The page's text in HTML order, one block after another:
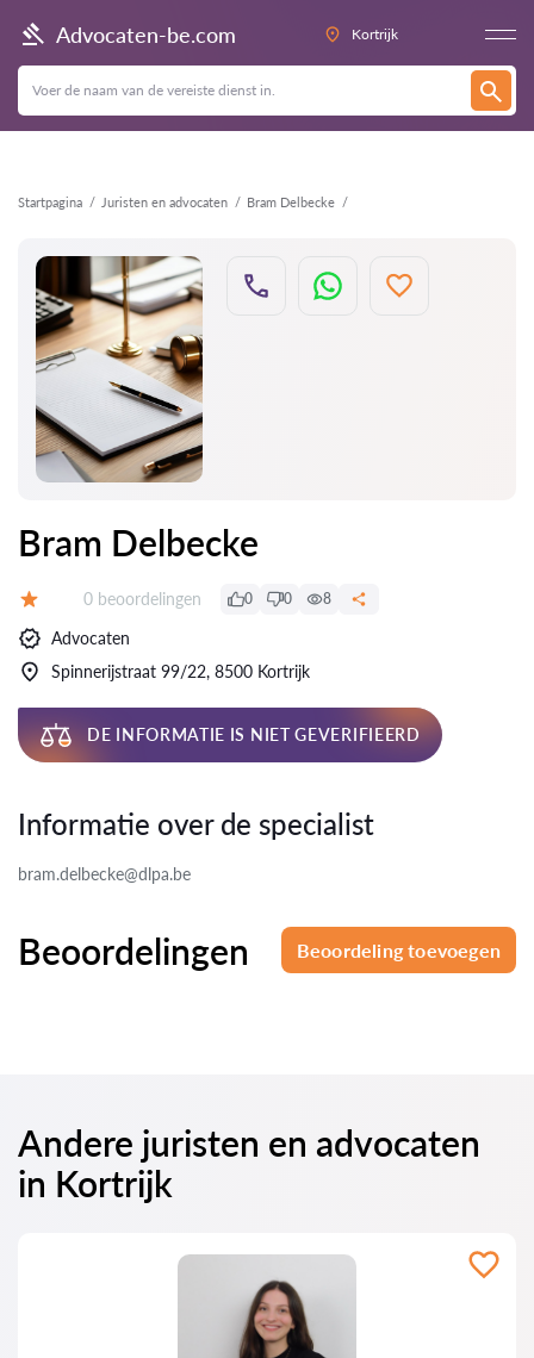
Advocaten-be.com Kortrijk
Startpagina Juristen en advocaten Bram Delbecke
Terug
Bram Delbecke
Beoordelingen:
0 beoordelingen 0 0 8
Advocaten
Spinnerijstraat 99/22, 8500 Kortrijk
DE INFORMATIE IS NIET GEVERIFIEERD
Informatie over de specialist
bram.delbecke@dlpa.be
Beoordelingen Beoordeling toevoegen
Andere juristen en advocaten
in Kortrijk